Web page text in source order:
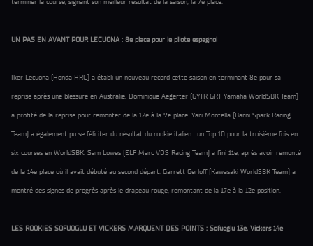
UN PAS EN AVANT POUR LECUONA : 8e place pour le pilote espagnol
Iker Lecuona (Honda HRC) a établi un nouveau record cette saison en terminant 8e pour sa
reprise après une blessure en Australie. Dominique Aegerter (GYTR GRT Yamaha WorldSBK Team)
a profité de la reprise pour remonter de la 12e à la 9e place. Yari Montella (Barni Spark Racing
Team) a également pu se féliciter du résultat du rookie italien : un Top 10 pour la troisième fois en
six courses en WorldSBK. Sam Lowes (ELF Marc VDS Racing Team) a fini 11e, après avoir remonté
de la 14e place où il avait débuté au second départ. Garrett Gerloff (Kawasaki WorldSBK Team) a
montré des signes de progrès après le drapeau rouge, remontant de la 17e à la 12e position.
LES ROOKIES SOFUOGLU ET VICKERS MARQUENT DES POINTS : Sofuoglu 13e, Vickers 14e